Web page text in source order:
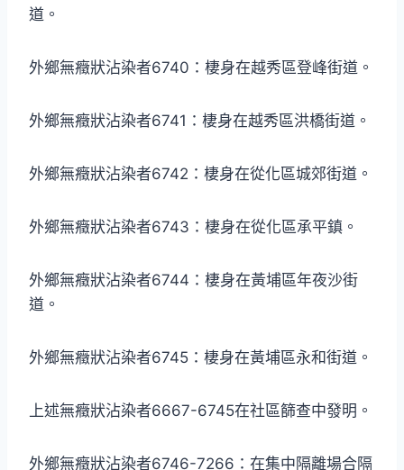
道。
外鄉無癥狀沾染者6740：棲身在越秀區登峰街道。
外鄉無癥狀沾染者6741：棲身在越秀區洪橋街道。
外鄉無癥狀沾染者6742：棲身在從化區城郊街道。
外鄉無癥狀沾染者6743：棲身在從化區承平鎮。
外鄉無癥狀沾染者6744：棲身在黃埔區年夜沙街
道。
外鄉無癥狀沾染者6745：棲身在黃埔區永和街道。
上述無癥狀沾染者6667-6745在社區篩查中發明。
外鄉無癥狀沾染者6746-7266：在集中隔離場合隔